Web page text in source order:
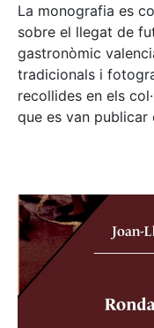
La monografia es
sobre el llegat de
gastronòmic
tradicionals i
recollides en els
que es van publicar